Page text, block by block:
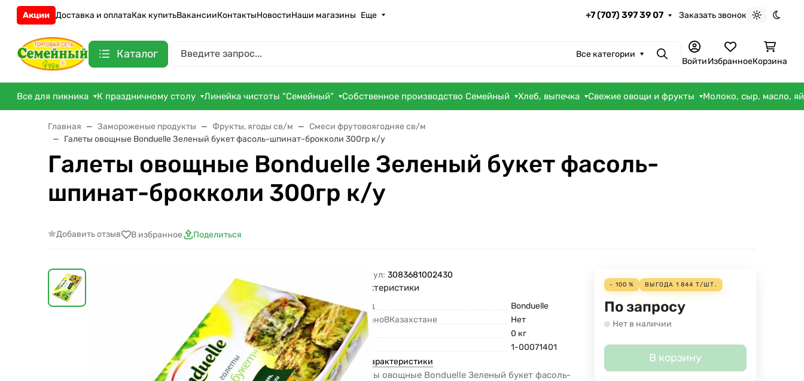
Акции Доставка и оплатаКак купитьВакансииКонтактыНовостиНаши магазины Еще +7 (707) 397 39 07 Заказать звонок
Светлая
Каталог Все категории ПоискВойтиИзбранноеКорзина
Все для пикника К праздничному столу Линейка чистоты "Семейный" Собственное производство Семейный Хлеб, выпечка Свежие овощи и фрукты Молоко, сыр, масло,
Главная Замороженые продукты Фрукты, ягоды св/м
Смеси фрутовоягодняе св/м
Галеты овощные Bonduelle Зеленый букет фасоль-шпинат-брокколи 300гр к/у
Галеты овощные Bonduelle Зеленый букет фасоль-
шпинат-брокколи 300гр к/у
Добавить отзыв В избранное Поделиться
Артикул: 3083681002430
Характеристики
Бренд
Bonduelle
СделаноВКазахстане
Нет
Вес
0 кг
Код
1-00071401
Все характеристики
Галеты овощные Bonduelle Зеленый букет фасоль-
- 100 % ВЫГОДА 1 844 Т/ШТ.
По запросу
Нет в наличии
В корзину